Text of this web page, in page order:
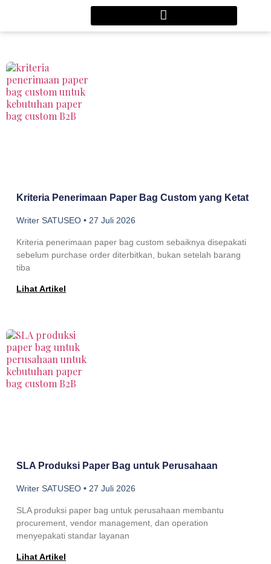
Kriteria Penerimaan Paper Bag Custom yang Ketat
Writer SATUSEO 27 Juli 2026
Kriteria penerimaan paper bag custom sebaiknya disepakati
sebelum purchase order diterbitkan, bukan setelah barang
tiba
Lihat Artikel
SLA Produksi Paper Bag untuk Perusahaan
Writer SATUSEO 27 Juli 2026
SLA produksi paper bag untuk perusahaan membantu
procurement, vendor management, dan operation
menyepakati standar layanan
Lihat Artikel